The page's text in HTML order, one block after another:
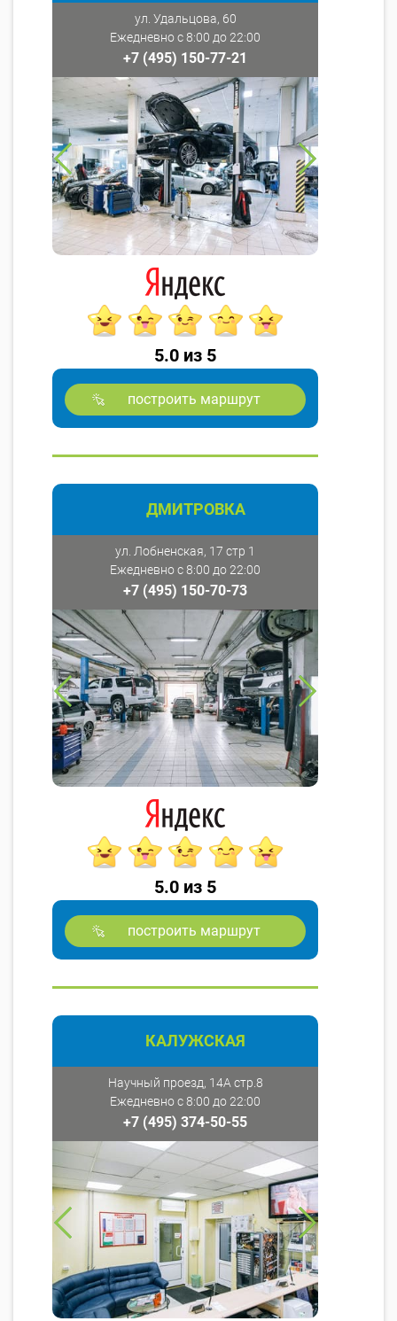
ул. Удальцова, 60
Ежедневно с 8:00 до 22:00
+7 (495) 150-77-21
5.0 из 5
построить маршрут
ДМИТРОВКА
ул. Лобненская, 17 стр 1
Ежедневно с 8:00 до 22:00
+7 (495) 150-70-73
5.0 из 5
построить маршрут
КАЛУЖСКАЯ
Научный проезд, 14А стр.8
Ежедневно с 8:00 до 22:00
+7 (495) 374-50-55